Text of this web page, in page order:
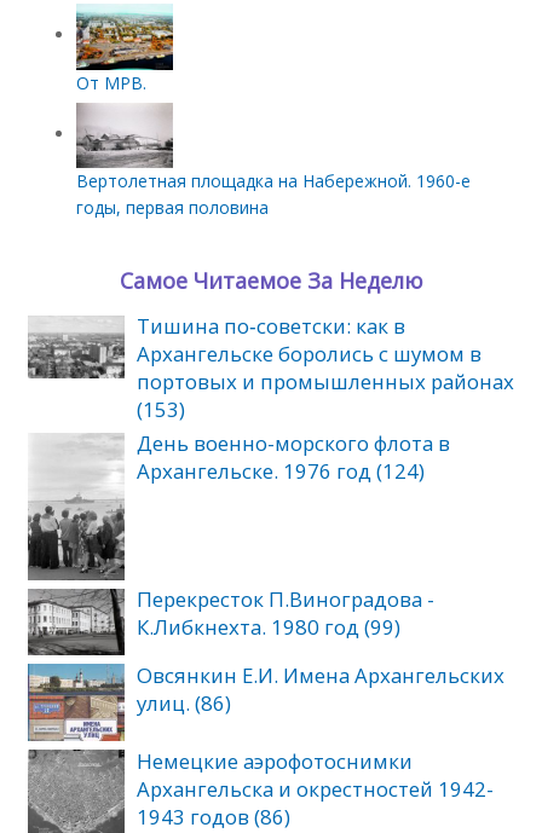
От МРВ.
Вертолетная площадка на Набережной. 1960-е
годы, первая половина
Самое Читаемое За Неделю
Тишина по‑советски: как в
Архангельске боролись с шумом в
портовых и промышленных районах
(153)
День военно-морского флота в
Архангельске. 1976 год (124)
Перекресток П.Виноградова -
К.Либкнехта. 1980 год (99)
Овсянкин Е.И. Имена Архангельских
улиц. (86)
Немецкие аэрофотоснимки
Архангельска и окрестностей 1942-
1943 годов (86)